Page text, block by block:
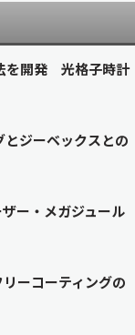
を開発 光格子時計
ジーベックスとの
ー・メガジュール
ーコーティングの